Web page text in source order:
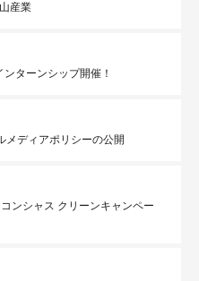
産業
ターンシップ開催！
メディアポリシーの公開
ンシャス クリーンキャンペー